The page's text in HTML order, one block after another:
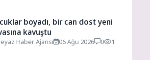
boyadı, bir can dost yeni
kavuştu
Haber Ajansı 06 Ağu 2026 0 1